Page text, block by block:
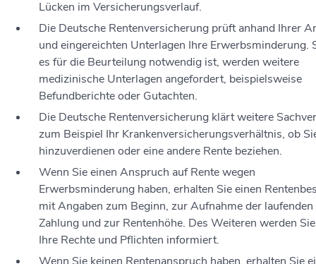
Lücken im Versicherungsverlauf.
Die Deutsche Rentenversicherung prüft anhand Ihrer
und eingereichten Unterlagen Ihre Erwerbsminderung.
es für die Beurteilung notwendig ist, werden weitere
medizinische Unterlagen angefordert, beispielsweise
Befundberichte oder Gutachten.
Die Deutsche Rentenversicherung klärt weitere
zum Beispiel Ihr Krankenversicherungsverhältnis, ob
hinzuverdienen oder eine andere Rente beziehen.
Wenn Sie einen Anspruch auf Rente wegen
Erwerbsminderung haben, erhalten Sie einen
mit Angaben zum Beginn, zur Aufnahme der laufenden
Zahlung und zur Rentenhöhe. Des Weiteren werden
Ihre Rechte und Pflichten informiert.